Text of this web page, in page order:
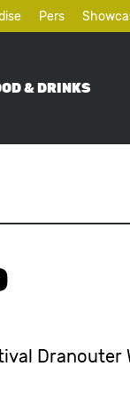
Pers
& DRINKS
Dranouter